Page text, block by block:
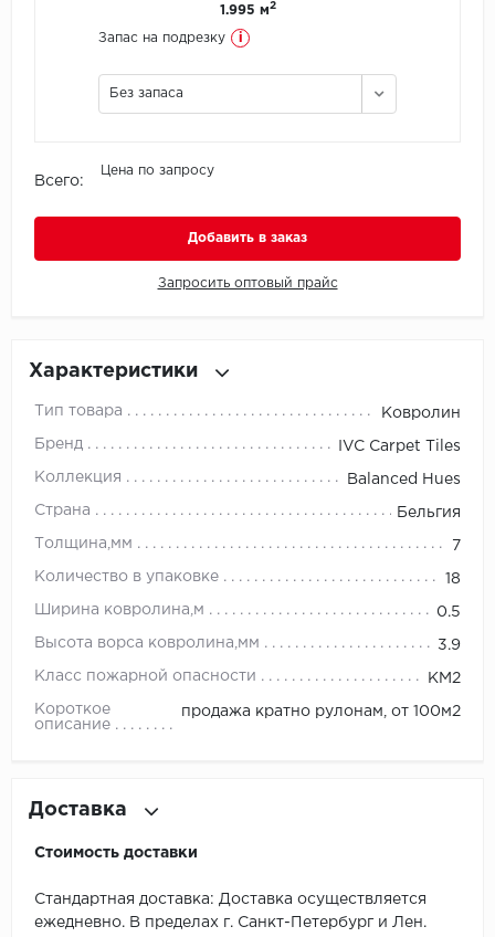
Next Step
Novafloor
Primavera
SPC Alta Step
1.995 м 2
Запас на подрезку i
Без запаса
Всего:
Цена по запросу
Добавить в заказ
Запросить оптовый прайс
Характеристики
Тип товара Ковролин
Бренд IVC Carpet Tiles
Коллекция Balanced Hues
Страна Бельгия
Толщина,мм 7
Количество в упаковке 18
Ширина ковролина,м 0.5
Высота ворса ковролина,мм 3.9
Класс пожарной опасности КМ2
Короткое
описание
продажа кратно рулонам, от 100м2
Доставка
Стоимость доставки
Стандартная доставка: Доставка осуществляется
ежедневно. В пределах г. Санкт-Петербург и Лен.